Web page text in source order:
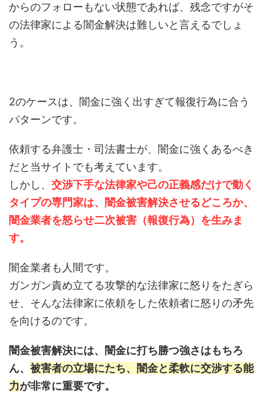
からのフォローもない状態であれば、残念ですがそ
の法律家による闇金解決は難しいと言えるでしょ
う。
2のケースは、闇金に強く出すぎて報復行為に合う
パターンです。
依頼する弁護士・司法書士が、闇金に強くあるべき
だと当サイトでも考えています。
しかし、 交渉下手な法律家や己の正義感だけで動く
タイプの専門家は、闇金被害解決させるどころか、
闇金業者を怒らせ二次被害（報復行為）を生みま
す。
闇金業者も人間です。
ガンガン責め立てる攻撃的な法律家に怒りをたぎら
せ、そんな法律家に依頼をした依頼者に怒りの矛先
を向けるのです。
闇金被害解決には、闇金に打ち勝つ強さはもちろ
ん、 被害者の立場にたち、闇金と柔軟に交渉する能
力が非常に重要です。